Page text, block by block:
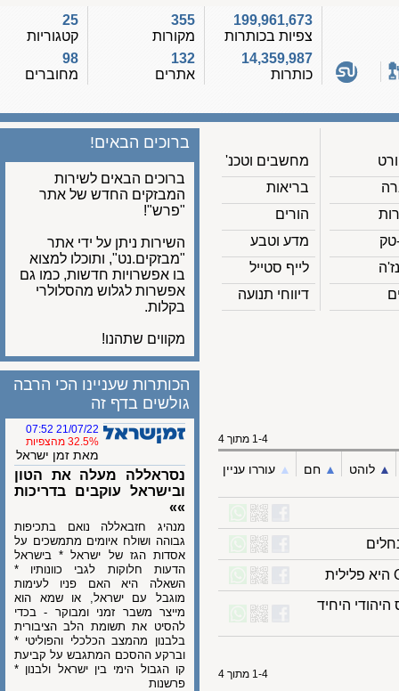
199,961,673
צפיות בכותרות
14,359,987
כותרות
355
מקורות
132
אתרים
קטגוריות
מחוברים
מחשבים וטכנ'
בריאות
הורים
מדע וטבע
לייף סטייל
דיווחי תנועה
ברוכים הבאים!
ברוכים הבאים לשירות
המבזקים החדש של אתר
"פרש"!
השירות ניתן על ידי אתר
"מבזקים.נט", ותוכלו למצוא
בו אפשרויות חדשות, כמו גם
אפשרות לגלוש מהסלולרי
בקלות.
מקווים שתהנו!
לוהט ▲︎ חם ▲︎ עוררו עניין
היחיד
הכותרות שעניינו הכי הרבה
גולשים בדף זה
21/07/22 07:52
32.5% מהצפיות
מאת זמן ישראל
נסראללה מעלה את הטון
ובישראל עוקבים בדריכות
מנהיג חזבאללה נואם בתכיפות
גבוהה ושולח איומים מתמשכים על
אסדות הגז של ישראל * בישראל
הדעות חלוקות לגבי כוונותיו *
השאלה היא האם פניו לעימות
מוגבל עם ישראל, או שמא הוא
מייצר משבר זמני ומבוקר - בכדי
להסיט את תשומת הלב הציבורית
בלבנון מהמצב הכלכלי והפוליטי *
וברקע ההסכם המתגבש על קביעת
קו הגבול הימי בין ישראל ולבנון *
פרשנות